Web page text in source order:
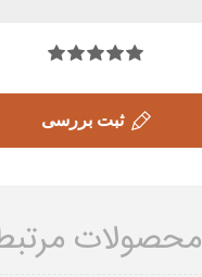
ثبت بررسی
محصولات